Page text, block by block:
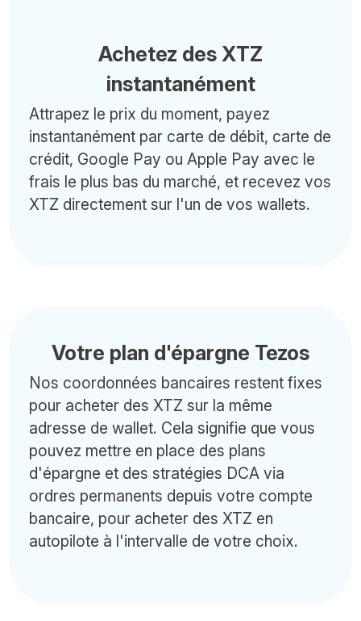
Achetez des XTZ
instantanément
Attrapez le prix du moment, payez
instantanément par carte de débit, carte de
crédit, Google Pay ou Apple Pay avec le
frais le plus bas du marché, et recevez vos
XTZ directement sur l'un de vos wallets.
Votre plan d'épargne Tezos
Nos coordonnées bancaires restent fixes
pour acheter des XTZ sur la même
adresse de wallet. Cela signifie que vous
pouvez mettre en place des plans
d'épargne et des stratégies DCA via
ordres permanents depuis votre compte
bancaire, pour acheter des XTZ en
autopilote à l'intervalle de votre choix.